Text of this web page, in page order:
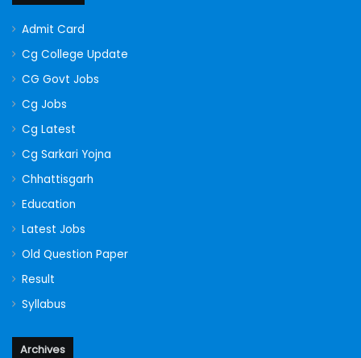
Admit Card
Cg College Update
CG Govt Jobs
Cg Jobs
Cg Latest
Cg Sarkari Yojna
Chhattisgarh
Education
Latest Jobs
Old Question Paper
Result
Syllabus
Archives